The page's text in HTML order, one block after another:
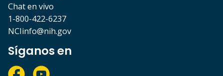
Chat en vivo
1-800-422-6237
NCIinfo@nih.gov
Síganos en